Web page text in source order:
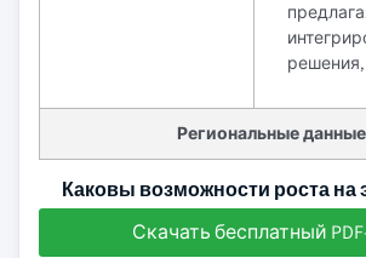
решения,
Региональные данные
Каковы возможности роста на
Скачать бесплатный